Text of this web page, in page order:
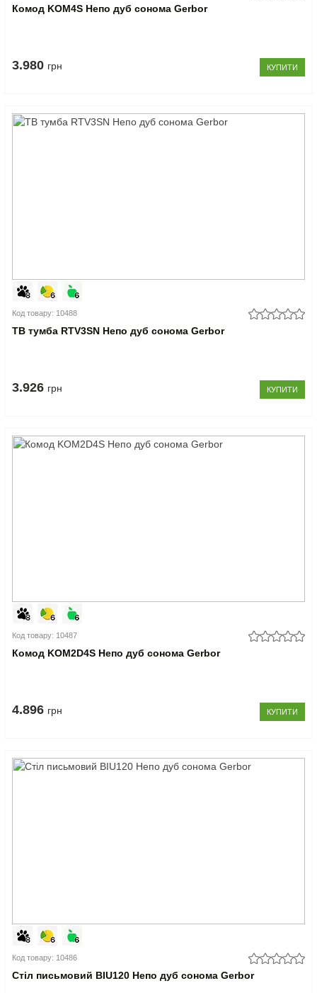
Комод KOM4S Непо дуб сонома Gerbor
3.980 грн КУПИТИ
Код товару: 10488
ТВ тумба RTV3SN Непо дуб сонома Gerbor
3.926 грн КУПИТИ
Код товару: 10487
Комод KOM2D4S Непо дуб сонома Gerbor
4.896 грн КУПИТИ
Код товару: 10486
Стіл письмовий BIU120 Непо дуб сонома Gerbor